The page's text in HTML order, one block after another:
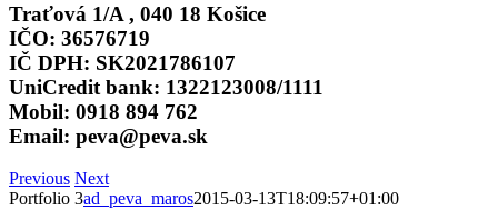
Traťová 1/A , 040 18 Košice
IČO: 36576719
IČ DPH: SK2021786107
UniCredit bank: 1322123008/1111
Mobil: 0918 894 762
Email: peva@peva.sk
Previous Next
Portfolio 3ad_peva_maros2015-03-13T18:09:57+01:00